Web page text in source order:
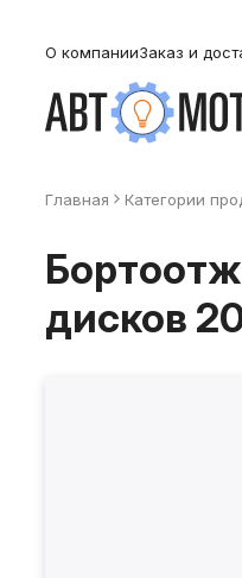
О компанииЗаказ и
Главная Категории
дисков